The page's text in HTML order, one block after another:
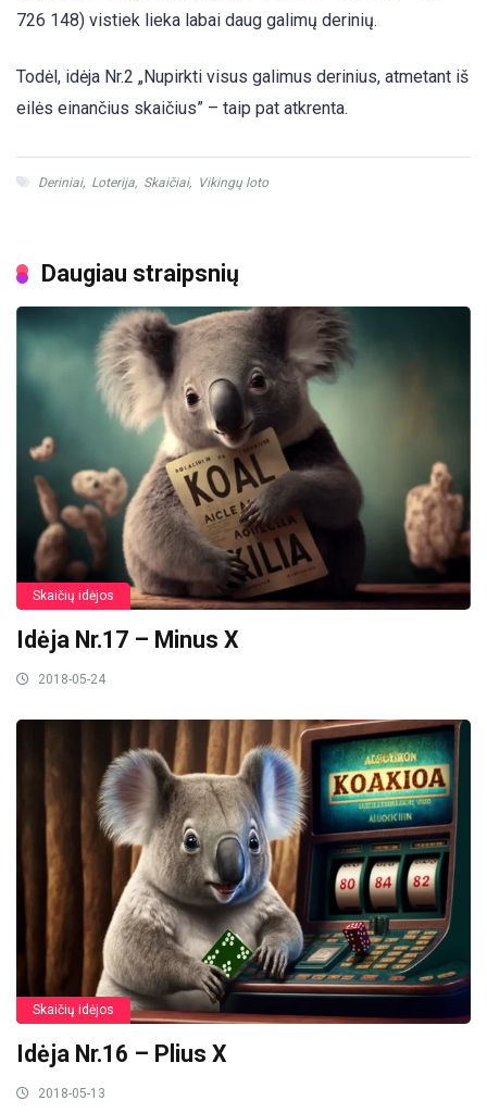
726 148) vistiek lieka labai daug galimų derinių.
Todėl, idėja Nr.2 „Nupirkti visus galimus derinius, atmetant iš
eilės einančius skaičius” – taip pat atkrenta.
Deriniai, Loterija, Skaičiai, Vikingų loto
Daugiau straipsnių
Skaičių idėjos
Idėja Nr.17 – Minus X
2018-05-24
Skaičių idėjos
Idėja Nr.16 – Plius X
2018-05-13